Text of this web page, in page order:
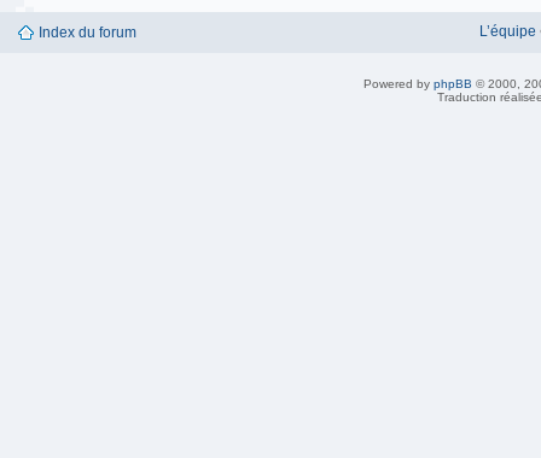
Index du forum L’équipe
Powered by phpBB © 2000,
Traduction